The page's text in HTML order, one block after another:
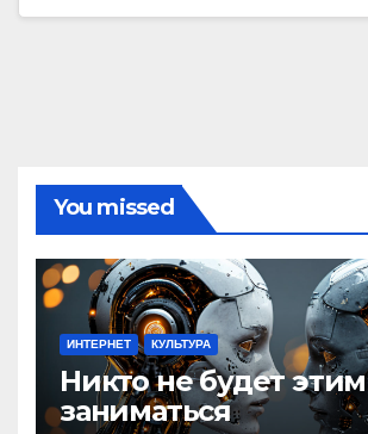
You missed
ИНТЕРНЕТ КУЛЬТУРА
Никто не будет этим
заниматься